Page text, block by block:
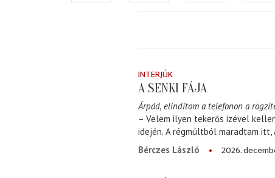
INTERJÚK
A SENKI FÁJA
Árpád, elindítom a telefonon a
– Velem ilyen tekerős izével
idején. A régmúltból maradtam itt,
Bérczes László
2026.